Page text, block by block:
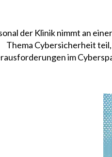
der Klinik nimmt an
Thema Cybersicherheit
im